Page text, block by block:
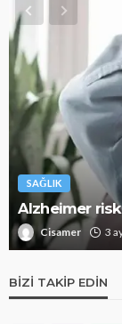
SAĞLIK
Alzheimer
Cisamer 3
BIZI TAKIP EDIN